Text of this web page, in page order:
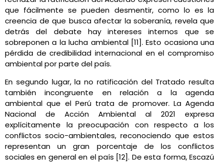
que fácilmente se pueden desmentir, como lo es la
creencia de que busca afectar la soberanía, revela que
detrás del debate hay intereses internos que se
sobreponen a la lucha ambiental [11]. Esto ocasiona una
pérdida de credibilidad internacional en el compromiso
ambiental por parte del país.
En segundo lugar, la no ratificación del Tratado resulta
también incongruente en relación a la agenda
ambiental que el Perú trata de promover. La Agenda
Nacional de Acción Ambiental al 2021 expresa
explícitamente la preocupación con respecto a los
conflictos socio-ambientales, reconociendo que estos
representan un gran porcentaje de los conflictos
sociales en general en el país [12]. De esta forma, Escazú